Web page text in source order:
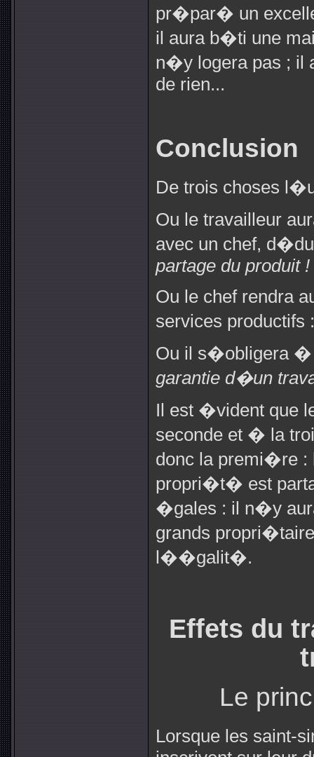
pr�par� un
il aura b�ti une
n�y logera pas ; il
de rien...
Conclusion
De trois choses
Ou le travailleur
avec un chef,
partage du produit !
Ou le chef rendra
services productifs
Ou il s�obligera �
garantie d�un
Il est �vident que
seconde et � la
donc la premi�re :
propri�t� est
�gales : il n�y
grands
l��galit�.
Effets du
Le
Lorsque les saint-